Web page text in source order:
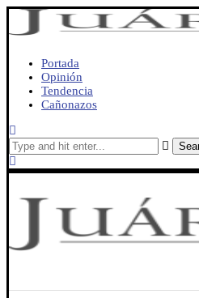
Portada
Opinión
Tendencia
Cañonazos